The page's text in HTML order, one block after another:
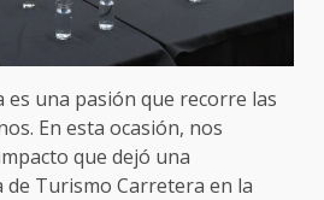
es una pasión que recorre las
En esta ocasión, nos
que dejó una
Turismo Carretera en la